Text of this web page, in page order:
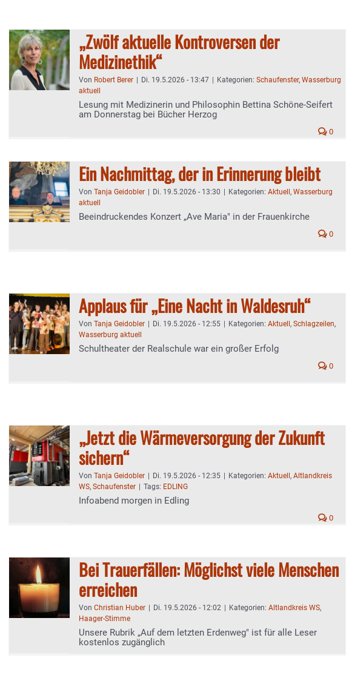
„Zwölf aktuelle Kontroversen der
Medizinethik“
Von Robert Berer Di. 19.5.2026 - 13:47 Kategorien: Schaufenster, Wasserburg
aktuell
Lesung mit Medizinerin und Philosophin Bettina Schöne-Seifert
am Donnerstag bei Bücher Herzog
0
Ein Nachmittag, der in Erinnerung bleibt
Von Tanja Geidobler Di. 19.5.2026 - 13:30 Kategorien: Aktuell , Wasserburg
aktuell
Beeindruckendes Konzert „Ave Maria" in der Frauenkirche
0
Applaus für „Eine Nacht in Waldesruh“
Von Tanja Geidobler Di. 19.5.2026 - 12:55 Kategorien: Aktuell , Schlagzeilen,
Wasserburg aktuell
Schultheater der Realschule war ein großer Erfolg
0
„Jetzt die Wärmeversorgung der Zukunft
sichern“
Von Tanja Geidobler Di. 19.5.2026 - 12:35 Kategorien: Aktuell , Altlandkreis
WS, Schaufenster Tags: EDLING
Infoabend morgen in Edling
0
Bei Trauerfällen: Möglichst viele Menschen
erreichen
Von Christian Huber Di. 19.5.2026 - 12:02 Kategorien: Altlandkreis WS,
Haager-Stimme
Unsere Rubrik „Auf dem letzten Erdenweg" ist für alle Leser
kostenlos zugänglich